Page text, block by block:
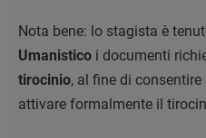
Nota bene: lo stagista è
Umanistico i documenti
tirocinio, al fine di
attivare formalmente il